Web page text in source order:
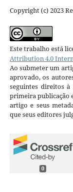
Copyright (c) 2023
Este trabalho está
Attribution 4.0
Ao submeter um
aprovado, os
seguintes direitos
primeira publicação
artigo e seus
que seus editores
0